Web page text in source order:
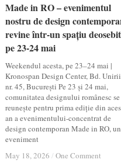
Made in RO – evenimentul
nostru de design
revine într-un spațiu
pe 23-24 mai
Weekendul acesta, pe 23–24 mai |
Kronospan Design Center, Bd. Unirii
nr. 45, București Pe 23 și 24 mai,
comunitatea designului românesc se
reunește pentru prima ediție din
an a evenimentului-concentrat de
design contemporan Made in RO, un
eveniment
May 18, 2026 / One Comment
Made in RO – evenimentul
nostru de design
revine într-un spațiu
pe 23-24 mai
May 18, 2026 / One Comment